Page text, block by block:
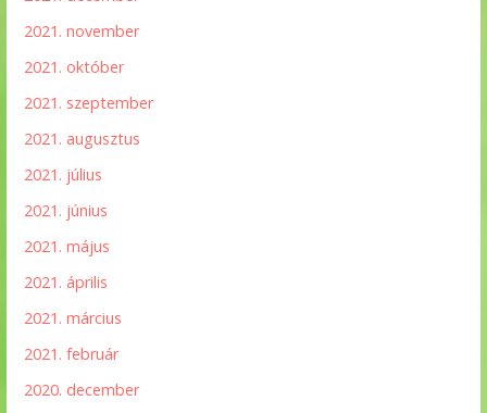
2021. november
2021. október
2021. szeptember
2021. augusztus
2021. július
2021. június
2021. május
2021. április
2021. március
2021. február
2020. december